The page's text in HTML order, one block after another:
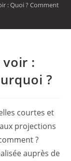
: Quoi ? Comment ?
:
?
courtes et
projections
?
auprès de